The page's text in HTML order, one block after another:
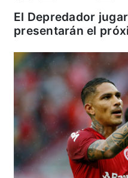
El Depredador
presentarán el